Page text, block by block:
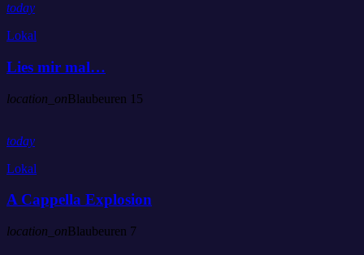
today
Lokal
Lies mir mal…
location_onBlaubeuren 15
today
Lokal
A Cappella Explosion
location_onBlaubeuren 7